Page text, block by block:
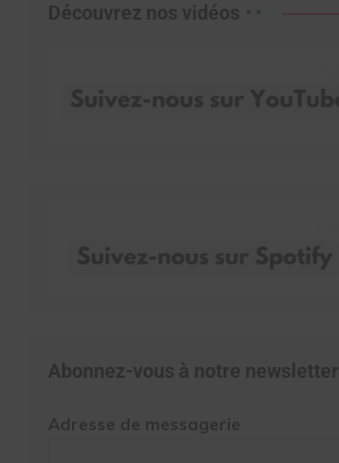
Découvrez nos vidéos
Abonnez-vous à notre newsletter
Adresse de messagerie